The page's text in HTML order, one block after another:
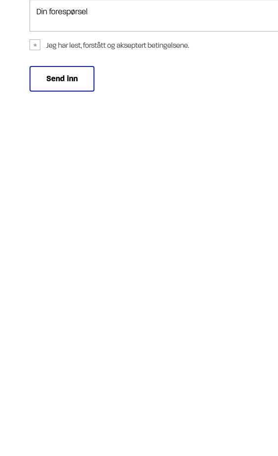
Din forespørsel
Jeg har lest, forstått og akseptert betingelsene.